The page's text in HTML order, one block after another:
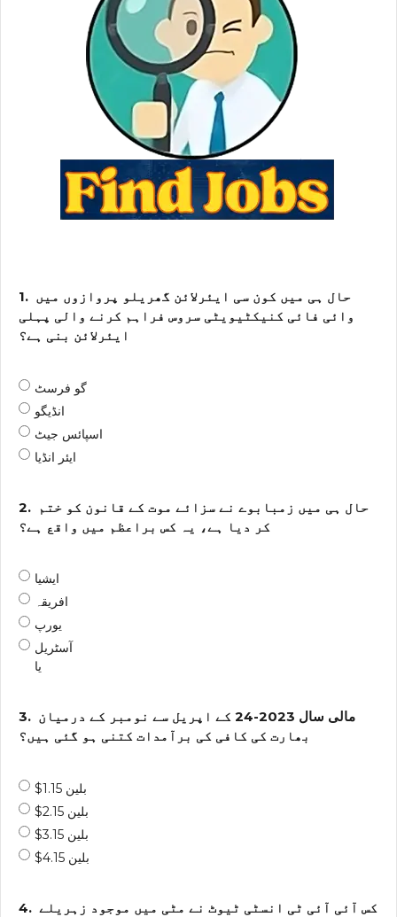
1. حال ہی میں کون سی ایئرلائن گھریلو پروازوں میں
وائی فائی کنیکٹیویٹی سروس فراہم کرنے والی پہلی
ایئرلائن بنی ہے؟
گو فرسٹ
انڈیگو
اسپائس جیٹ
ایئر انڈیا
2. حال ہی میں زمبابوے نے سزائے موت کے قانون کو ختم
کر دیا ہے، یہ کس براعظم میں واقع ہے؟
ایشیا
افریقہ
یورپ
آسٹریل
یا
3. مالی سال 2023-24 کے اپریل سے نومبر کے درمیان
بھارت کی کافی کی برآمدات کتنی ہو گئی ہیں؟
$1.15 بلین
$2.15 بلین
$3.15 بلین
$4.15 بلین
4. کس آئی آئی ٹی انسٹی ٹیوٹ نے مٹی میں موجود زہریلے